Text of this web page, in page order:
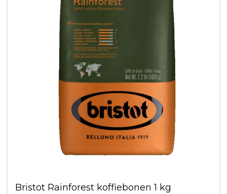
Bristot Rainforest koffiebonen 1 kg